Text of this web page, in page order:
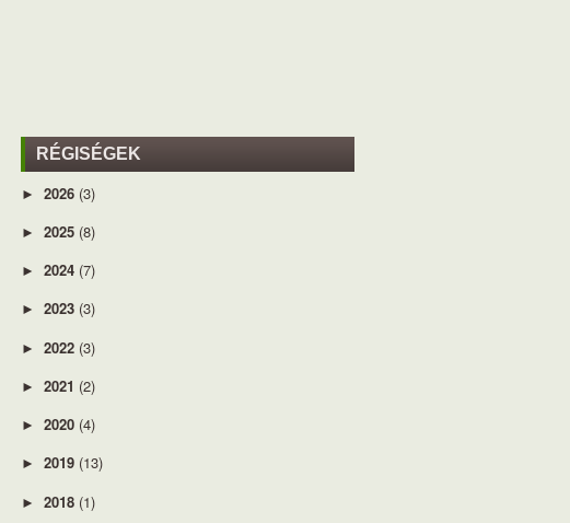
RÉGISÉGEK
► 2026 (3)
► 2025 (8)
► 2024 (7)
► 2023 (3)
► 2022 (3)
► 2021 (2)
► 2020 (4)
► 2019 (13)
► 2018 (1)